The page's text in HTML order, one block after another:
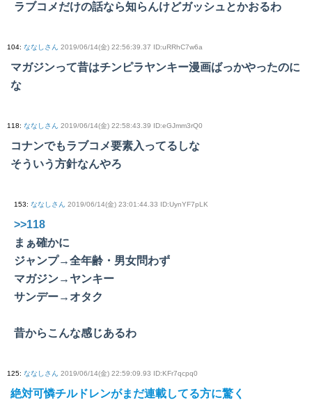
ラブコメだけの話なら知らんけどガッシュとかおるわ
104: ななしさん 2019/06/14(金) 22:56:39.37 ID:uRRhC7w6a
マガジンって昔はチンピラヤンキー漫画ばっかやったのに
な
118: ななしさん 2019/06/14(金) 22:58:43.39 ID:eGJmm3rQ0
コナンでもラブコメ要素入ってるしな
そういう方針なんやろ
153: ななしさん 2019/06/14(金) 23:01:44.33 ID:UynYF7pLK
>>118
まぁ確かに
ジャンプ→全年齢・男女問わず
マガジン→ヤンキー
サンデー→オタク
昔からこんな感じあるわ
125: ななしさん 2019/06/14(金) 22:59:09.93 ID:KFr7qcpq0
絶対可憐チルドレンがまだ連載してる方に驚く